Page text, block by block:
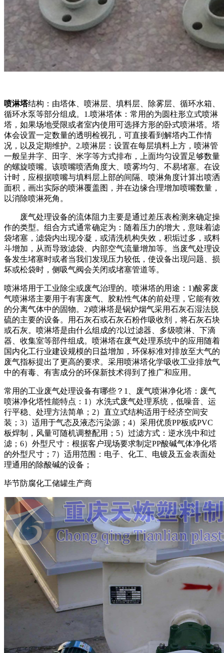
喷淋塔结构：由塔体、喷淋层、填料层、除雾层、循环水箱、
循环水泵等部分组成。1.喷淋塔体：常用的为圆柱形立式喷淋
塔，如果场地受限或者室内使用可选择方形的卧式喷淋塔。塔
体会设置一定数量的透明检视孔，可直接看到解塔内工作情
况，以及定期维护。2.喷淋层：设置在每层填料上方，喷淋管
一般呈井字、田字、米字等方式排布，上面均匀设置足够数量
的螺旋喷嘴。该喷嘴喷洒角度大、喷雾均匀、不易堵塞。在设
计时，应根据喷嘴与填料层上部的间隔、喷淋角度计算出喷洒
面积，画出实际的喷淋覆盖图，并在边缘合理增加喷嘴数量，
以消除喷淋死角。
废气处理设备的流体阻力主要是通过差压表检测来确定操
作的类型。组合方式通常确定为：随着压力的增大，意味着滤
袋堵塞，滤袋内出现冷凝，或清洗机构失效，积垢过多，或料
斗增加，从而导致滤袋、内部空气流量增加等。当废气处理设
备发生堵塞时或者当我们发现压力较低，使设备出现问题、损
坏或松袋时，侧吸气阀会关闭或堵塞管道等。
喷淋塔用于工业除尘或废气治理的。喷淋塔的用途：1)酸雾废
气喷淋塔主要用于有害废气、胶粘性气体的前处理，它能有效
的分离气体中的固物。2)喷淋塔是锅炉烟气采用石灰石湿法脱
硫的主要的设备。用石灰石或石灰石粉作吸收剂，将石灰石块
或石灰。喷淋塔是由什么组成的?以过滤器、多级喷淋、下滴
器、收集室等部件组成。喷淋塔在废气处理系统中的应用随着
国内化工行业建设规模的日益增加，环保标准对排放至大气的
废气指标提出了更高的要求。采用喷淋塔化学吸收工业排放气
中的有毒、有害成分的环保新技术得到了推广和应用。
常用的工业废气处理设备有哪些？1、废气喷淋净化塔：废气
喷淋净化塔性能特点：1）水洗式废气处理系统，低噪音、运
行平稳、处理方法简单；2）直立式结构适用于经济空间安
装；3）适用于气态及液态污染源；4）采用优质PP板或PVC
板焊制，风量可随机调整配用；5）过滤方式：逆水洗中和过
滤；6）外型尺寸：根据客户现场要求制定PP酸碱气体净化塔
的外型尺寸；7）适用范围：电子、化工、电镀及五金表面处
理通用的除酸碱的设备；
毕节防腐化工储罐生产商